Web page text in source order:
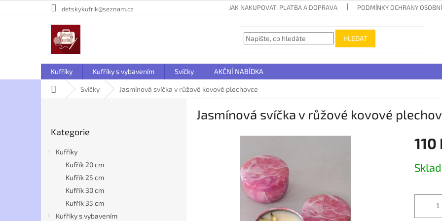
na
detskykufrik@seznam.cz JAK NAKUPOVAT, PLATBA A DOPRAVA PODMÍNKY OCHRANY
HLEDAT
Kufříky Kufříky s vybavením Svíčky AKČNÍ NABÍDKA
Domů Svíčky Jasmínová svíčka v růžové kovové plechovce
kategorie
Kategorie
Kufříky
Kufřík 20 cm
Kufřík 25 cm
Kufřík 30 cm
Kufřík 35 cm
Kufříky s vybavením
Jasmínová svíčka v růžové kovové
110
cena: